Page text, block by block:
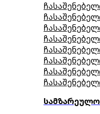
სამზარეულო